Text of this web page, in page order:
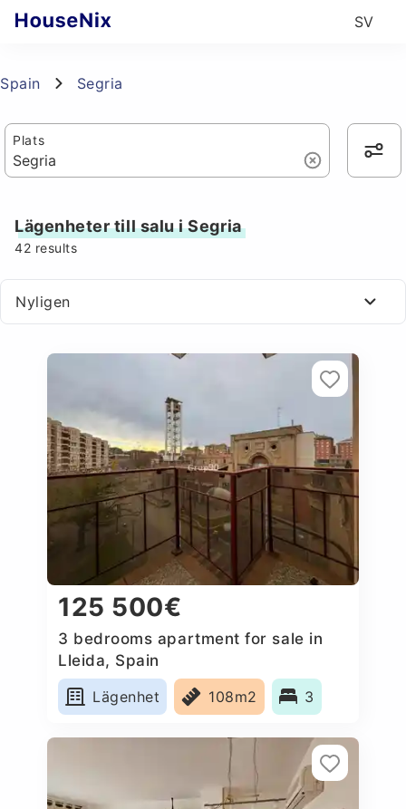
SV
Spain Segria
Plats
Lägenheter till salu i Segria
42 results
Nyligen
125 500€
3 bedrooms apartment for sale in
Lleida, Spain
Lägenhet
108m2 3